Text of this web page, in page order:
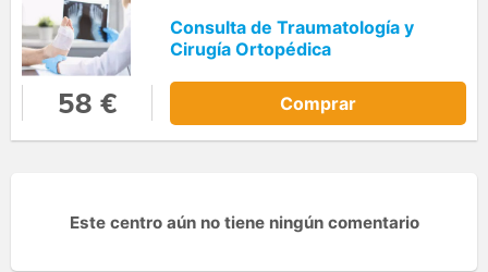
Consulta de Traumatología y
Cirugía Ortopédica
58 € Comprar
Este centro aún no tiene ningún comentario